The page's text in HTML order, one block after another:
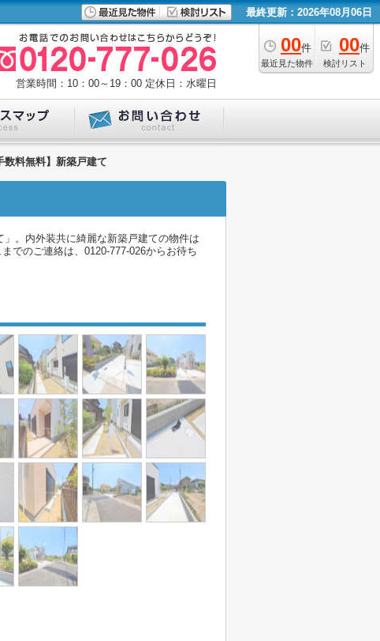
最終更新：2026年08月06日
00件
最近見た物件
00件
検討リスト
営業時間：10：00～19：00 定休日：水曜日
数料無料】新築戸建て
。内外装共に綺麗な新築戸建ての物件は
でのご連絡は、0120-777-026からお待ち